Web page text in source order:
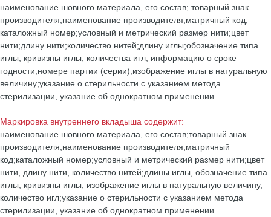
наименование шовного материала, его состав; товарный знак
производителя;наименование производителя;матричный код;
каталожный номер;условный и метрический размер нити;цвет
нити;длину нити;количество нитей;длину иглы;обозначение типа
иглы, кривизны иглы, количества игл; информацию о сроке
годности;номере партии (серии);изображение иглы в натуральную
величину;указание о стерильности с указанием метода
стерилизации, указание об однократном применении.
Маркировка внутреннего вкладыша содержит:
наименование шовного материала, его состав;товарный знак
производителя;наименование производителя;матричный
код;каталожный номер;условный и метрический размер нити;цвет
нити, длину нити, количество нитей;длины иглы, обозначение типа
иглы, кривизны иглы, изображение иглы в натуральную величину,
количество игл;указание о стерильности с указанием метода
стерилизации, указание об однократном применении.